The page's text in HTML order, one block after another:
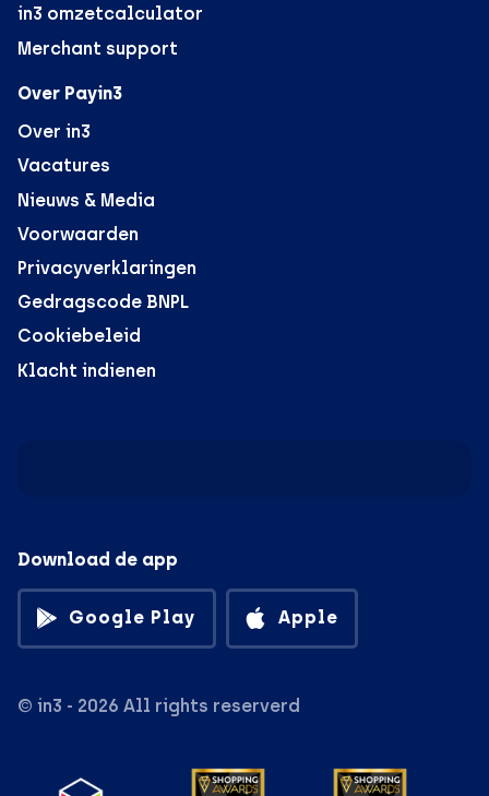
in3 omzetcalculator
Merchant support
Over Payin3
Over in3
Vacatures
Nieuws & Media
Voorwaarden
Privacyverklaringen
Gedragscode BNPL
Cookiebeleid
Klacht indienen
Download de app
Google Play Apple
© in3 - 2026 All rights reserverd